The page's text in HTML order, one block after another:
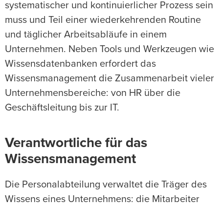
systematischer und kontinuierlicher Prozess sein
muss und Teil einer wiederkehrenden Routine
und täglicher Arbeitsabläufe in einem
Unternehmen. Neben Tools und Werkzeugen wie
Wissensdatenbanken erfordert das
Wissensmanagement die Zusammenarbeit vieler
Unternehmensbereiche: von HR über die
Geschäftsleitung bis zur IT.
Verantwortliche für das
Wissensmanagement
Die Personalabteilung verwaltet die Träger des
Wissens eines Unternehmens: die Mitarbeiter